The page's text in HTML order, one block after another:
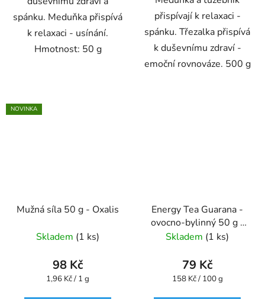
spánku. Meduňka přispívá
k relaxaci - usínání.
Hmotnost: 50 g
přispívají k relaxaci -
spánku. Třezalka přispívá
k duševnímu zdraví -
emoční rovnováze. 500 g
NOVINKA
Mužná síla 50 g - Oxalis
Skladem (1 ks)
98 Kč
Měrná
1,96 Kč / 1 g
Energy Tea Guarana -
ovocno-bylinný 50 g -
Oxalis
Skladem (1 ks)
79 Kč
Měrná
158 Kč / 100 g